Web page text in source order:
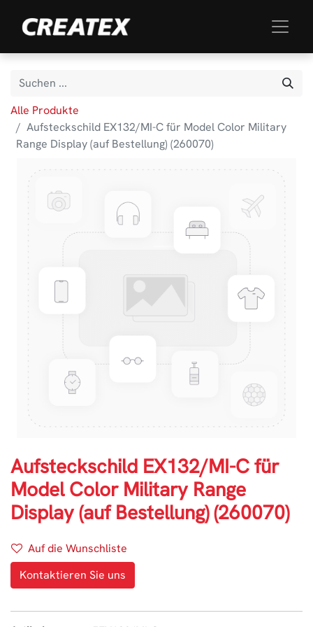
Alle Produkte
Aufsteckschild EX132/MI-C für Model Color Military
Range Display (auf Bestellung) (260070)
Aufsteckschild EX132/MI-C für
Model Color Military Range
Display (auf Bestellung) (260070)
Auf die Wunschliste
Kontaktieren Sie uns